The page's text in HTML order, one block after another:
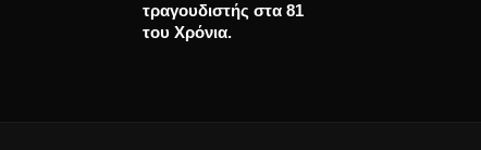
δίσκο “Afterglow”